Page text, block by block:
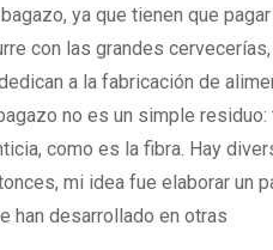
ya que tienen que
con las grandes
a la fabricación de
no es un simple
como es la fibra. Hay
mi idea fue elaborar un
han desarrollado en otras